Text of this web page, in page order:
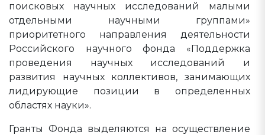
поисковых научных исследований малыми
отдельными научными группами»
приоритетного направления деятельности
Российского научного фонда «Поддержка
проведения научных исследований и
развития научных коллективов, занимающих
лидирующие позиции в определенных
областях науки».
Гранты Фонда выделяются на осуществление